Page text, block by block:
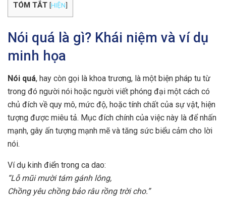
TÓM TẮT [HIỆN]
Nói quá là gì? Khái niệm và ví dụ
minh họa
Nói quá, hay còn gọi là khoa trương, là một biện pháp tu từ
trong đó người nói hoặc người viết phóng đại một cách có
chủ đích về quy mô, mức độ, hoặc tính chất của sự vật, hiện
tượng được miêu tả. Mục đích chính của việc này là để nhấn
mạnh, gây ấn tượng mạnh mẽ và tăng sức biểu cảm cho lời
nói.
Ví dụ kinh điển trong ca dao:
“Lỗ mũi mười tám gánh lông,
Chồng yêu chồng bảo râu rồng trời cho.”